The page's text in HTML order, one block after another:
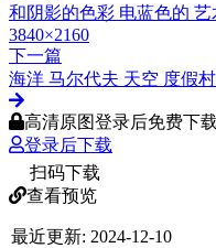
和阴影的色彩 电蓝色的
3840×2160
下一篇
海洋 马尔代夫 天空 度假
高清原图登录后免费下载
登录后下载
扫码下载
查看预览
最近更新: 2024-12-10